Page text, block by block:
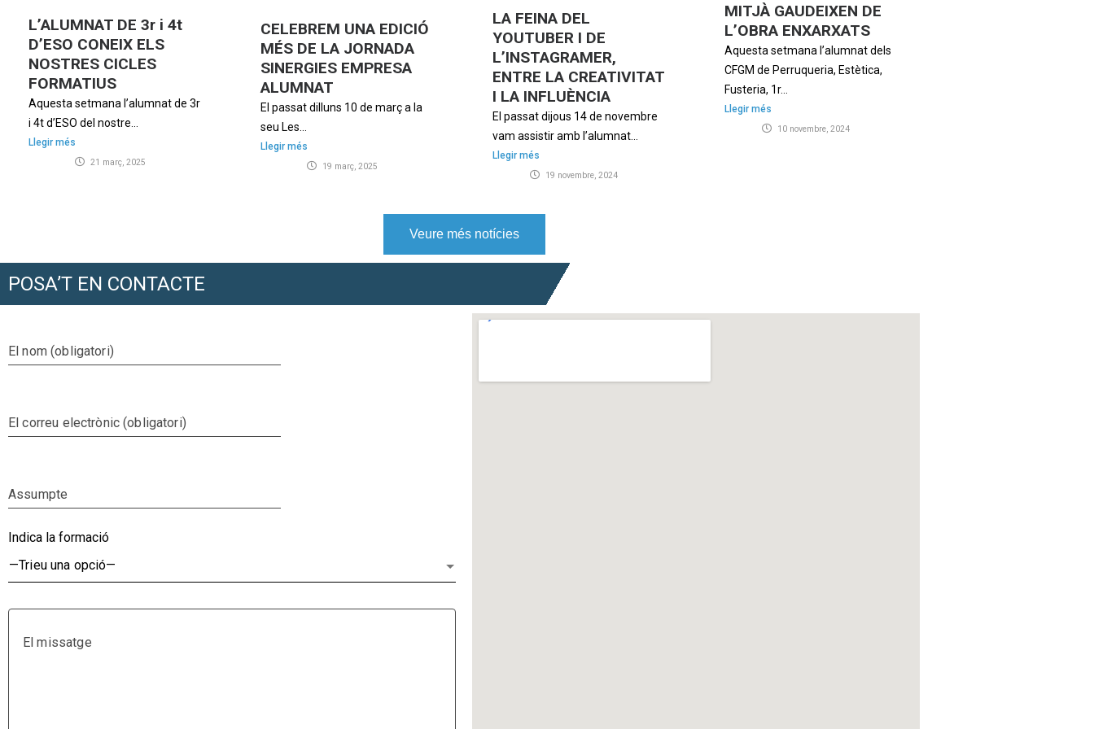
L’ALUMNAT DE 3r i 4t
D’ESO CONEIX ELS
NOSTRES CICLES
FORMATIUS
Aquesta setmana l’alumnat de 3r
i 4t d’ESO del nostre...
Llegir més
21 març, 2025
CELEBREM UNA EDICIÓ
MÉS DE LA JORNADA
SINERGIES EMPRESA
ALUMNAT
El passat dilluns 10 de març a la
seu Les...
Llegir més
19 març, 2025
LA FEINA DEL
YOUTUBER I DE
L’INSTAGRAMER,
ENTRE LA CREATIVITAT
I LA INFLUÈNCIA
El passat dijous 14 de novembre
vam assistir amb l’alumnat...
Llegir més
19 novembre, 2024
MITJÀ GAUDEIXEN DE
L’OBRA ENXARXATS
Aquesta setmana l’alumnat dels
CFGM de Perruqueria, Estètica,
Fusteria, 1r...
Llegir més
10 novembre, 2024
Veure més notícies
POSA’T EN CONTACTE
El nom (obligatori)
El correu electrònic (obligatori)
Assumpte
Indica la formació
El missatge